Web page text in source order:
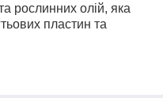
рослинних олій, яка
пластин та